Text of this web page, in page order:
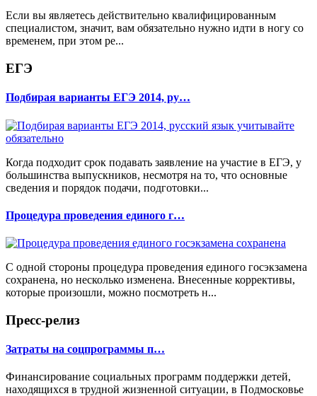
Если вы являетесь действительно квалифицированным
специалистом, значит, вам обязательно нужно идти в ногу со
временем, при этом ре...
ЕГЭ
Подбирая варианты ЕГЭ 2014, ру…
Когда подходит срок подавать заявление на участие в ЕГЭ, у
большинства выпускников, несмотря на то, что основные
сведения и порядок подачи, подготовки...
Процедура проведения единого г…
С одной стороны процедура проведения единого госэкзамена
сохранена, но несколько изменена. Внесенные коррективы,
которые произошли, можно посмотреть н...
Пресс-релиз
Затраты на соцпрограммы п…
Финансирование социальных программ поддержки детей,
находящихся в трудной жизненной ситуации, в Подмосковье